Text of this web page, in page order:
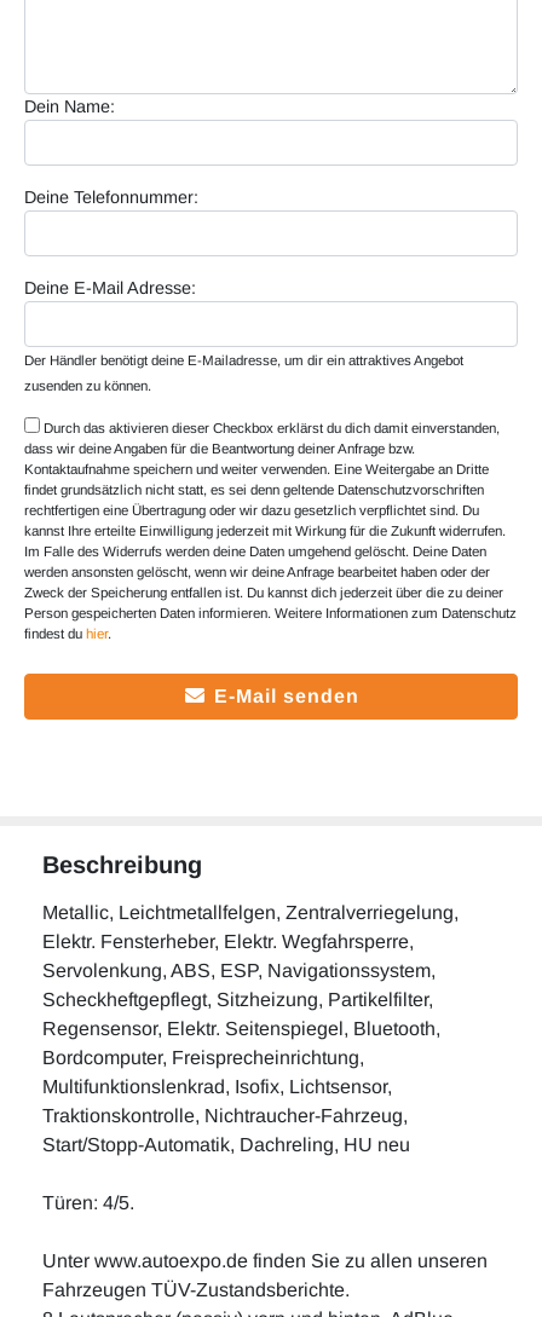
Dein Name:
Deine Telefonnummer:
Deine E-Mail Adresse:
Der Händler benötigt deine E-Mailadresse, um dir ein attraktives Angebot
zusenden zu können.
Durch das aktivieren dieser Checkbox erklärst du dich damit einverstanden,
dass wir deine Angaben für die Beantwortung deiner Anfrage bzw.
Kontaktaufnahme speichern und weiter verwenden. Eine Weitergabe an Dritte
findet grundsätzlich nicht statt, es sei denn geltende Datenschutzvorschriften
rechtfertigen eine Übertragung oder wir dazu gesetzlich verpflichtet sind. Du
kannst Ihre erteilte Einwilligung jederzeit mit Wirkung für die Zukunft widerrufen.
Im Falle des Widerrufs werden deine Daten umgehend gelöscht. Deine Daten
werden ansonsten gelöscht, wenn wir deine Anfrage bearbeitet haben oder der
Zweck der Speicherung entfallen ist. Du kannst dich jederzeit über die zu deiner
Person gespeicherten Daten informieren. Weitere Informationen zum Datenschutz
findest du hier.
E-Mail senden
Beschreibung
Metallic, Leichtmetallfelgen, Zentralverriegelung,
Elektr. Fensterheber, Elektr. Wegfahrsperre,
Servolenkung, ABS, ESP, Navigationssystem,
Scheckheftgepflegt, Sitzheizung, Partikelfilter,
Regensensor, Elektr. Seitenspiegel, Bluetooth,
Bordcomputer, Freisprecheinrichtung,
Multifunktionslenkrad, Isofix, Lichtsensor,
Traktionskontrolle, Nichtraucher-Fahrzeug,
Start/Stopp-Automatik, Dachreling, HU neu
Türen: 4/5.
Unter www.autoexpo.de finden Sie zu allen unseren
Fahrzeugen TÜV-Zustandsberichte.